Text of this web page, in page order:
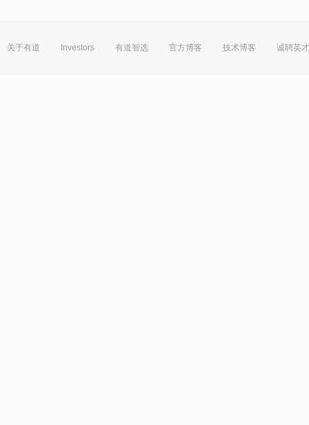
关于有道 Investors 有道智选 官方博客 技术博客 诚聘英才